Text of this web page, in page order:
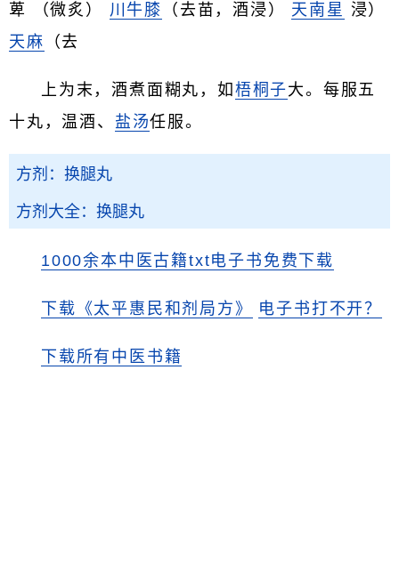
萆 （微炙） 川牛膝 （去苗，酒浸） 天南星 浸）
天麻 （去
上为末，酒煮面糊丸，如 梧桐子大。每服五
十丸，温酒、 盐汤任服。
方剂：换腿丸
方剂大全：换腿丸
1000余本中医古籍txt电子书免费下载
下载《太平惠民和剂局方》 电子书打不开？
下载所有中医书籍